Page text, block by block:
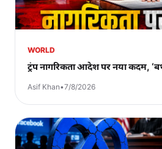
WORLD
ट्रंप नागरिकता आदेश पर नया कदम,
Asif Khan•7/8/2026